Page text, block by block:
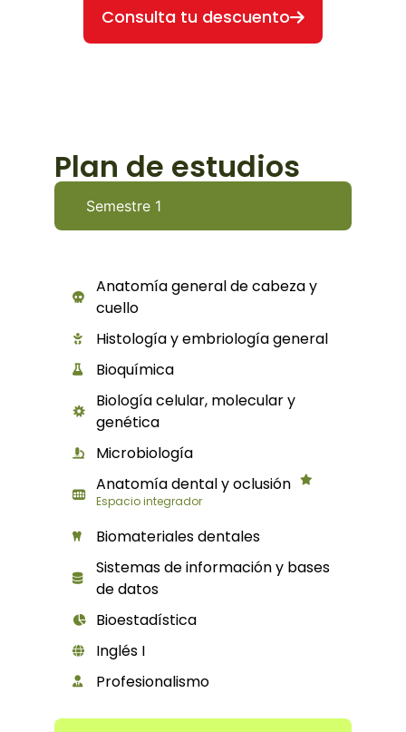
Consulta tu descuento
Plan de estudios
Semestre 1
Anatomía general de cabeza y
cuello
Histología y embriología general
Bioquímica
Biología celular, molecular y
genética
Microbiología
Anatomía dental y oclusión
Espacio integrador
Biomateriales dentales
Sistemas de información y bases
de datos
Bioestadística
Inglés I
Profesionalismo